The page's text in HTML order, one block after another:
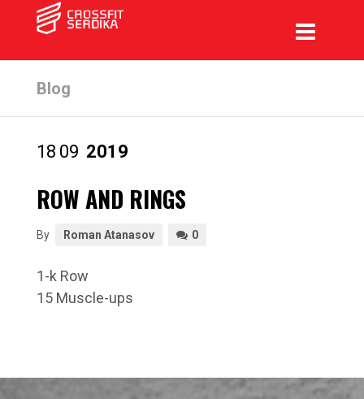
Blog
18 09 2019
ROW AND RINGS
By Roman Atanasov 0
1-k Row
15 Muscle-ups